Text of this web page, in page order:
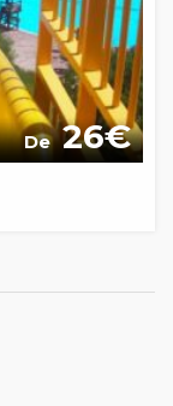
De 26